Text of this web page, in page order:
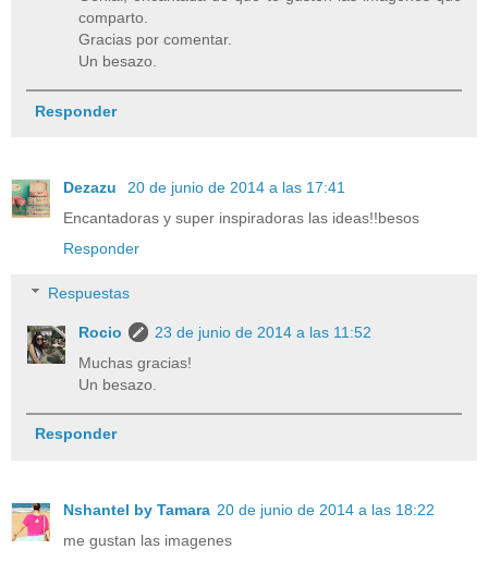
comparto.
Gracias por comentar.
Un besazo.
Responder
Dezazu
20 de junio de 2014 a las 17:41
Encantadoras y super inspiradoras las ideas!!besos
Responder
Respuestas
Rocio
23 de junio de 2014 a las 11:52
Muchas gracias!
Un besazo.
Responder
Nshantel by Tamara 20 de junio de 2014 a las 18:22
me gustan las imagenes